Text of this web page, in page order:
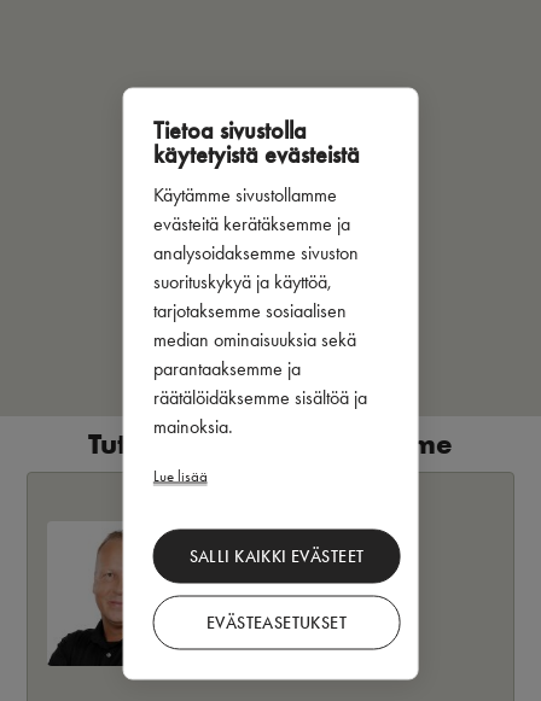
Tietoa sivustolla
käytetyistä evästeistä
Käytämme sivustollamme
evästeitä kerätäksemme ja
analysoidaksemme sivuston
suorituskykyä ja käyttöä,
tarjotaksemme sosiaalisen
median ominaisuuksia sekä
parantaaksemme ja
räätälöidäksemme sisältöä ja
mainoksia.
Lue lisää
SALLI KAIKKI EVÄSTEET
EVÄSTEASETUKSET
Tutustu henkilökuntaamme
Antti Hirvonen
Puustelli-yrittäjä
Sisustussuunnittelija
+358 44 336 7806